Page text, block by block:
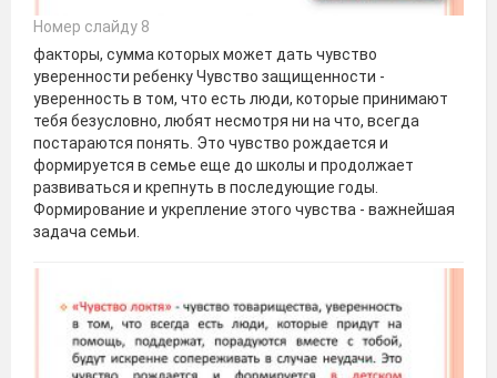
Номер слайду 8
факторы, сумма которых может дать чувство
уверенности ребенку Чувство защищенности -
уверенность в том, что есть люди, которые принимают
тебя безусловно, любят несмотря ни на что, всегда
постараются понять. Это чувство рождается и
формируется в семье еще до школы и продолжает
развиваться и крепнуть в последующие годы.
Формирование и укрепление этого чувства - важнейшая
задача семьи.